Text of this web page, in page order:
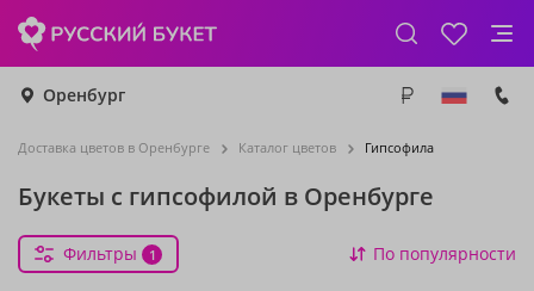
Оренбург
Доставка цветов в Оренбурге Каталог цветов Гипсофила
Букеты с гипсофилой в Оренбурге
Фильтры 1 По популярности